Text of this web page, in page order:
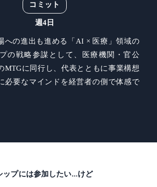
コミット
週4日
への進出も進める「AI × 医療」領域の
の戦略参謀として、医療機関・官公
MTGに同行し、代表とともに事業構想
必要なマインドを経営者の側で体感で
ップには参加したい...けど